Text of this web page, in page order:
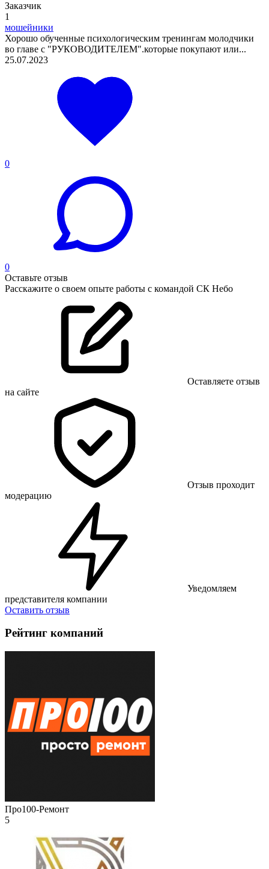
Заказчик
1
мошейники
Хорошо обученные психологическим тренингам молодчики
во главе с "РУКОВОДИТЕЛЕМ".которые покупают или...
25.07.2023
0
0
Оставьте отзыв
Расскажите о своем опыте работы с командой СК Небо
Оставляете отзыв
на сайте
Отзыв проходит
модерацию
Уведомляем
представителя компании
Оставить отзыв
Рейтинг компаний
Про100-Ремонт
5